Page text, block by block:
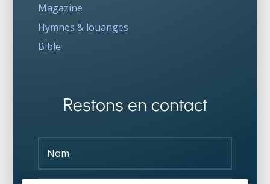
Magazine
Hymnes & louanges
Bible
Restons en contact